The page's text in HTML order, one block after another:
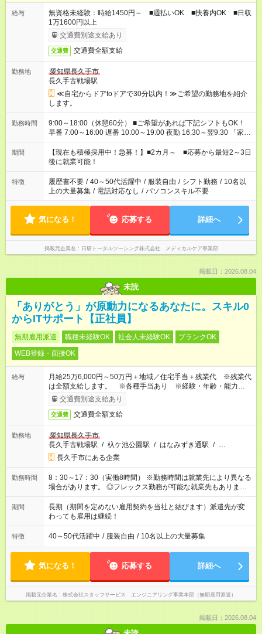
給与
無資格未経験：時給1450円～ ■週払いOK ■扶養内OK ■日収
1万1600円以上
交通費別途支給あり
交通費 交通費全額支給
勤務地
愛知県長久手市
長久手古戦場駅
≪自宅からドアtoドアで30分以内！≫ご希望の勤務地を紹介
します。
勤務時間
9:00～18:00（休憩60分） ■ご希望があれば下記シフトもOK！
早番 7:00～16:00 遅番 10:00～19:00 夜勤 16:30～翌9:30 「家族
と休みを合わせたい」 「余裕を持って夕飯の準備がしたい」
「できれば残業はしたくない」 など、ご希望を教えてください
ね。 ※Wワーク希望の方へ 今ご覧のお仕事で希望する勤務時間
と、もう1つのお仕事の勤務時間。 合計で週40時間を超える場
合は応募できません。
期間
【現在も積極採用中！急募！】■2カ月～ ■応募から最短2～3日
後に就業可能！
特徴 履歴書不要 / 40～50代活躍中 / 服装自由 / シフト勤務 / 10名以
上の大量募集 / 電話対応なし / パソコンスキル不要
気になる！ 応募する 詳細へ
掲載元企業名 日研トータルソーシング株式会社 メディカルケア事業部
掲載日：2026.08.04
未読
「ありがとう」が原動力になるあなたに。スキル0
からITサポート【正社員】
無期雇用派遣 職種未経験OK 社会人未経験OK
ブランクOK
WEB登録・面接OK
給与
月給25万6,000円～50万円＋地域／住宅手当＋残業代 ※残業代
は全額支給します。 ※各種手当あり ※経験・年齢・能力等を
考慮して加給・優遇します。
交通費別途支給あり
交通費 交通費全額支給
勤務地
愛知県長久手市
長久手古戦場駅 / 杁ケ池公園駅 / はなみずき通駅 / …
長久手市にある企業
勤務時間
8：30～17：30（実働8時間） ※勤務時間は就業先により異なる
場合があります。 ◎フレックス勤務が可能な就業先もありま
す。 ◎今よりもさらに働きやすい環境をつくるべく、 働き方
改革に全社をあげて取り組んでいます。
期間
長期（期間を定めない雇用契約を当社と結びます）派遣先が変
わっても雇用は継続！
特徴 40～50代活躍中 / 服装自由 / 10名以上の大量募集
気になる！ 応募する 詳細へ
掲載元企業名 株式会社スタッフサービス エンジニアリング事業本部（無期雇用派遣）
掲載日：2026.08.04